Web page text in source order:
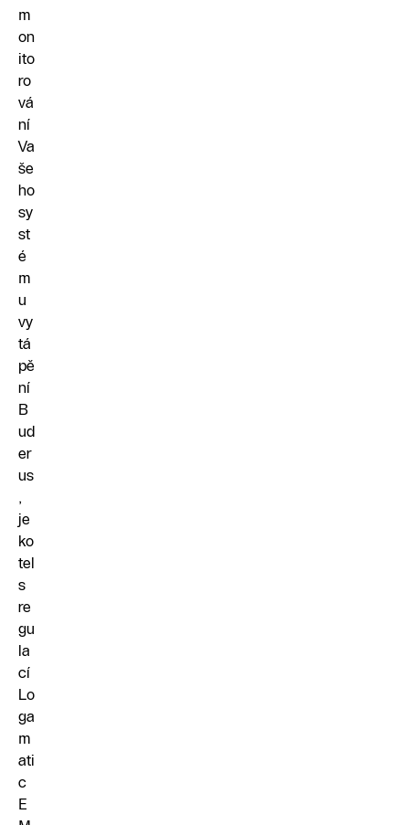
m
on
ito
ro
vá
ní
Va
še
ho
sy
st
é
m
u
vy
tá
pě
ní
B
ud
er
us
,
je
ko
tel
s
re
gu
la
cí
Lo
ga
m
ati
c
E